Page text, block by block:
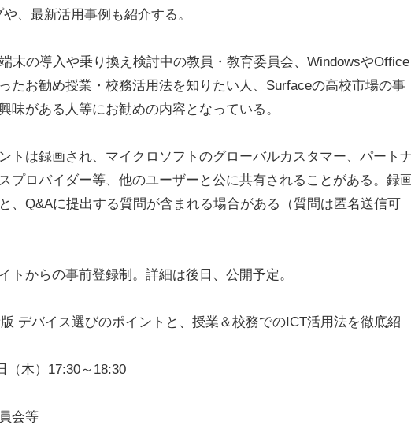
、最新活用事例も紹介する。
末の導入や乗り換え検討中の教員・教育委員会、WindowsやOffice
たお勧め授業・校務活用法を知りたい人、Surfaceの高校市場の事
味がある人等にお勧めの内容となっている。
トは録画され、マイクロソフトのグローバルカスタマー、パート
プロバイダー等、他のユーザーと公に共有されることがある。録
、Q&Aに提出する質問が含まれる場合がある（質問は匿名送信可
トからの事前登録制。詳細は後日、公開予定。
デバイス選びのポイントと、授業＆校務でのICT活用法を徹底紹
（木）17:30～18:30
会等